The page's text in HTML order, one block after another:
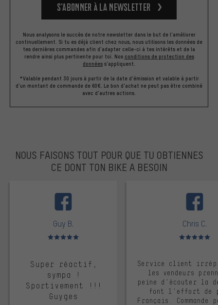
S’abonner à la newsletter
Nous analysons le succès de notre newsletter dans le but de l'améliorer
continuellement. Si tu es déjà client chez nous, nous utilisons les données de
tes dernières commandes afin d'adapter celle-ci à tes intérêts et de la
rendre ainsi plus pertinente pour toi. Nos conditions de protection des
données s'appliquent.
*Valable pendant 30 jours à partir de la date d'émission et valable à partir
d'un montant de commande de 60€. Le bon d'achat ne peut pas être combiné
avec d'autres actions.
NOUS FAISONS TOUT POUR QUE TU OBTIENNES
CE DONT TON BIKE A BESOIN
Guy B.
Note moyenne : 5 sur 5
Super réactif,
sympa !
Sportivement !!!
Guyges
Chris C.
Note moyenne :
Service client
les vendeurs
peine d'écouter la
font l'effort de
Français. Commande